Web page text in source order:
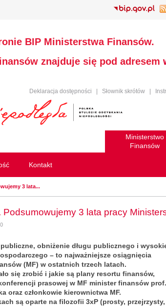
BIP Ministerstwa Finansów.
znajduje się pod adresem
Deklaracja dostępności Słownik skrótów
Ministerstwo
Finansów
Kontakt
3 lata...
Podsumowujemy 3 lata pracy
obniżenie długu publicznego i
– to najważniejsze osiągnięcia
(MF) w ostatnich trzech latach.
się zrobić i jakie są plany resortu finansów,
prasowej w MF minister finansów prof.
oraz członkowie kierownictwa MF.
są oparte na filozofii 3xP (prosty, przejrzysty,